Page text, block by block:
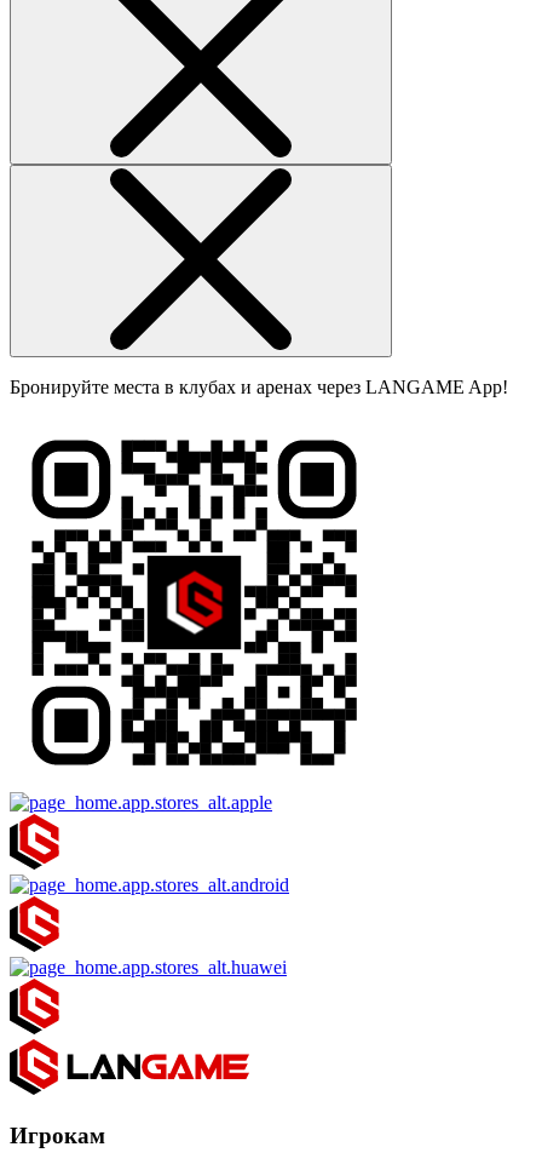
Бронируйте места в клубах и аренах через LANGAME App!
Игрокам